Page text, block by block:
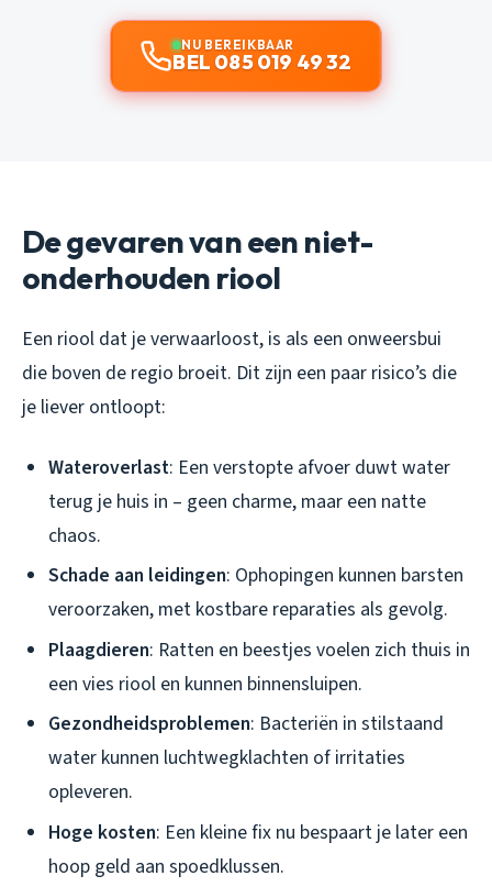
NU BEREIKBAAR
BEL 085 019 49 32
De gevaren van een niet-
onderhouden riool
Een riool dat je verwaarloost, is als een onweersbui
die boven de regio broeit. Dit zijn een paar risico’s die
je liever ontloopt:
Wateroverlast: Een verstopte afvoer duwt water
terug je huis in – geen charme, maar een natte
chaos.
Schade aan leidingen: Ophopingen kunnen barsten
veroorzaken, met kostbare reparaties als gevolg.
Plaagdieren: Ratten en beestjes voelen zich thuis in
een vies riool en kunnen binnensluipen.
Gezondheidsproblemen: Bacteriën in stilstaand
water kunnen luchtwegklachten of irritaties
opleveren.
Hoge kosten: Een kleine fix nu bespaart je later een
hoop geld aan spoedklussen.